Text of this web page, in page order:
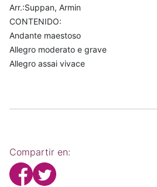
Arr.:Suppan, Armin
CONTENIDO:
Andante maestoso
Allegro moderato e grave
Allegro assai vivace
Compartir en: